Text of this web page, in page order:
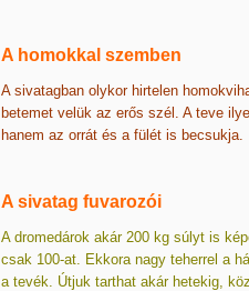
A homokkal szemben
A sivatagban olykor hirtelen
betemet velük az erős szél. A teve
hanem az orrát és a fülét is becsukja.
A sivatag fuvarozói
A dromedárok akár 200 kg súlyt is
csak 100-at. Ekkora nagy teherrel a
a tevék. Útjuk tarthat akár hetekig,